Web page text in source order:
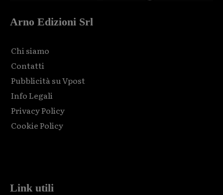
Arno Edizioni Srl
Chi siamo
Contatti
Pubblicità su Vpost
Info Legali
Privacy Policy
Cookie Policy
Link utili